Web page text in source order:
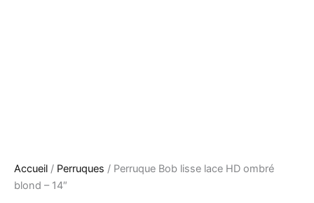
Accueil / Perruques / Perruque Bob lisse lace HD ombré
blond – 14″